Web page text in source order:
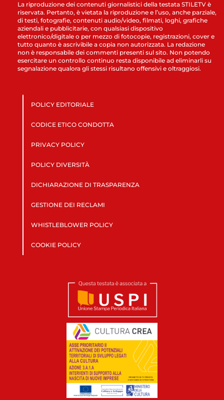
La riproduzione dei contenuti giornalistici della testata STILETV è
riservata. Pertanto, è vietata la riproduzione e l’uso, anche parziale,
di testi, fotografie, contenuti audio/video, filmati, loghi, grafiche
aziendali e pubblicitarie, con qualsiasi dispositivo
elettronico/digitale o per mezzo di fotocopie, registrazioni, cover e
tutto quanto è ascrivibile a copia non autorizzata. La redazione
non è responsabile dei commenti presenti sul sito. Non potendo
esercitare un controllo continuo resta disponibile ad eliminarli su
segnalazione qualora gli stessi risultano offensivi e oltraggiosi.
POLICY EDITORIALE
CODICE ETICO CONDOTTA
PRIVACY POLICY
POLICY DIVERSITÀ
DICHIARAZIONE DI TRASPARENZA
GESTIONE DEI RECLAMI
WHISTLEBLOWER POLICY
COOKIE POLICY